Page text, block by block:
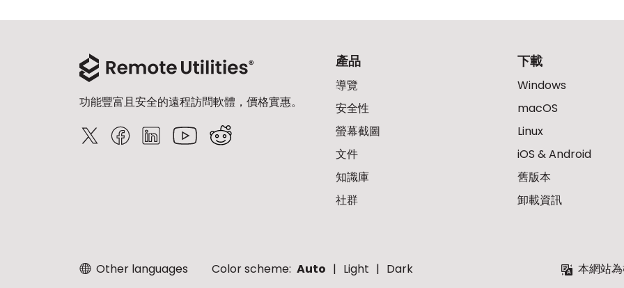
功能豐富且安全的遠程訪問軟體，價格實惠。
產品
導覽
安全性
螢幕截圖
文件
知識庫
社群
下載
Windows
macOS
Linux
iOS & Android
舊版本
卸載資訊
Other languages Color scheme: Auto Light Dark 本網站